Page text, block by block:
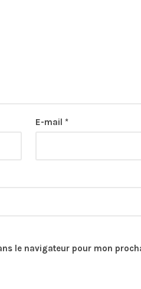
E-mail *
le navigateur pour mon